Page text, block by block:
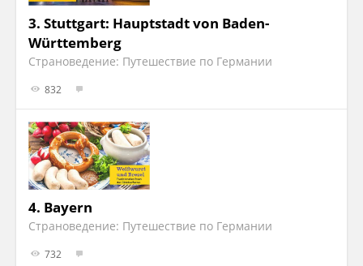
3. Stuttgart: Hauptstadt von Baden-
Württemberg
Страноведение: Путешествие по Германии
832
4. Bayern
Страноведение: Путешествие по Германии
732